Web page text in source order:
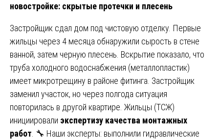
новостройке: скрытые протечки и плесень
Застройщик сдал дом под чистовую отделку. Первые
жильцы через 4 месяца обнаружили сырость в стене
ванной, затем черную плесень. Вскрытие показало, что
труба холодного водоснабжения (металлопластик)
имеет микротрещину в районе фитинга. Застройщик
заменил участок, но через полгода ситуация
повторилась в другой квартире. Жильцы (ТСЖ)
инициировали экспертизу качества монтажных
работ . 🔧 Наши эксперты: выполнили гидравлические